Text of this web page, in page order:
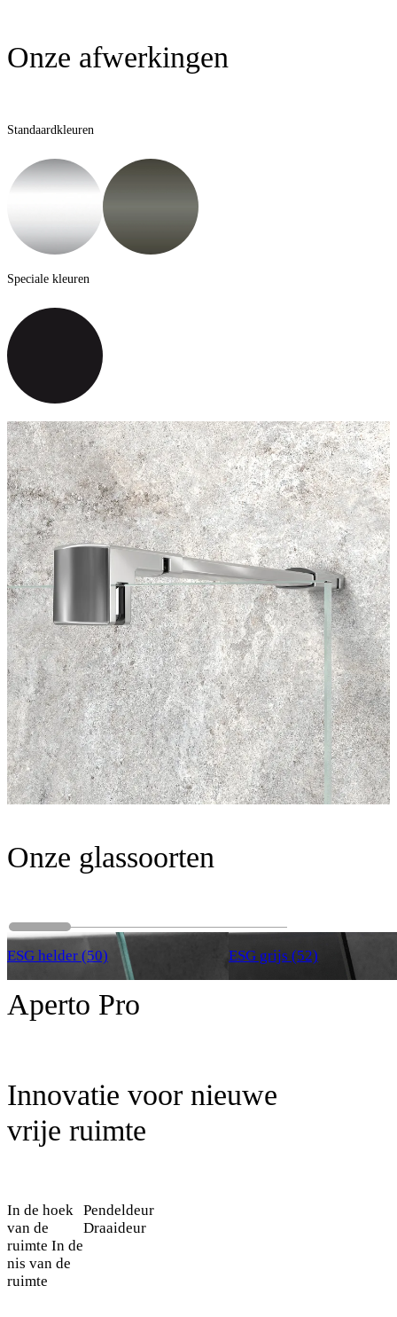
Onze afwerkingen
Standaardkleuren
Speciale kleuren
Onze glassoorten
ESG helder (50) ESG grijs (52)
Aperto Pro
Innovatie voor nieuwe
vrije ruimte
In de hoek
van de
ruimte In de
nis van de
ruimte
Pendeldeur
Draaideur